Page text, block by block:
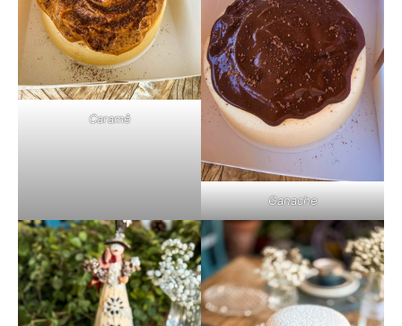
Caramê
Ganache